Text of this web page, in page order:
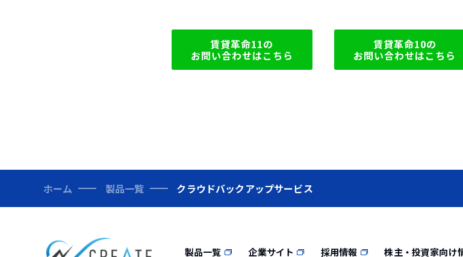
賃貸革命11の
お問い合わせはこちら
賃貸革命10の
お問い合わせはこちら
ホーム 製品一覧 クラウドバックアップサービス
製品一覧 企業サイト 採用情報 株主・投資家向け